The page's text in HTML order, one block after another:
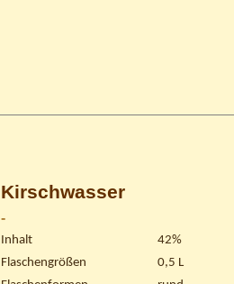
Kirschwasser
-
Inhalt
42%
Flaschengrößen
0,5 L